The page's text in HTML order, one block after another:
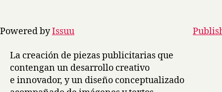
Powered byIssuu
La creación de piezas publicitarias que
contengan un desarrollo creativo
e innovador, y un diseño conceptualizado